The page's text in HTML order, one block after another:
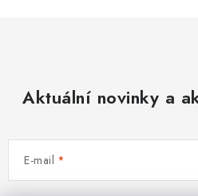
Aktuální novinky a
E-mail